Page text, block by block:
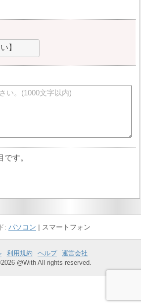
】
す。
パソコン スマートフォン
利用規約 ヘルプ
運営会社
@With All rights reserved.